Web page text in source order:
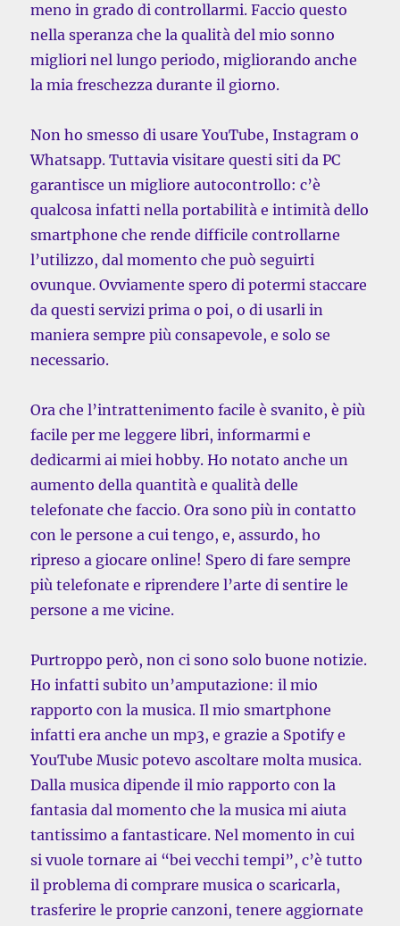
meno in grado di controllarmi. Faccio questo
nella speranza che la qualità del mio sonno
migliori nel lungo periodo, migliorando anche
la mia freschezza durante il giorno.
Non ho smesso di usare YouTube, Instagram o
Whatsapp. Tuttavia visitare questi siti da PC
garantisce un migliore autocontrollo: c’è
qualcosa infatti nella portabilità e intimità dello
smartphone che rende difficile controllarne
l’utilizzo, dal momento che può seguirti
ovunque. Ovviamente spero di potermi staccare
da questi servizi prima o poi, o di usarli in
maniera sempre più consapevole, e solo se
necessario.
Ora che l’intrattenimento facile è svanito, è più
facile per me leggere libri, informarmi e
dedicarmi ai miei hobby. Ho notato anche un
aumento della quantità e qualità delle
telefonate che faccio. Ora sono più in contatto
con le persone a cui tengo, e, assurdo, ho
ripreso a giocare online! Spero di fare sempre
più telefonate e riprendere l’arte di sentire le
persone a me vicine.
Purtroppo però, non ci sono solo buone notizie.
Ho infatti subito un’amputazione: il mio
rapporto con la musica. Il mio smartphone
infatti era anche un mp3, e grazie a Spotify e
YouTube Music potevo ascoltare molta musica.
Dalla musica dipende il mio rapporto con la
fantasia dal momento che la musica mi aiuta
tantissimo a fantasticare. Nel momento in cui
si vuole tornare ai “bei vecchi tempi”, c’è tutto
il problema di comprare musica o scaricarla,
trasferire le proprie canzoni, tenere aggiornate